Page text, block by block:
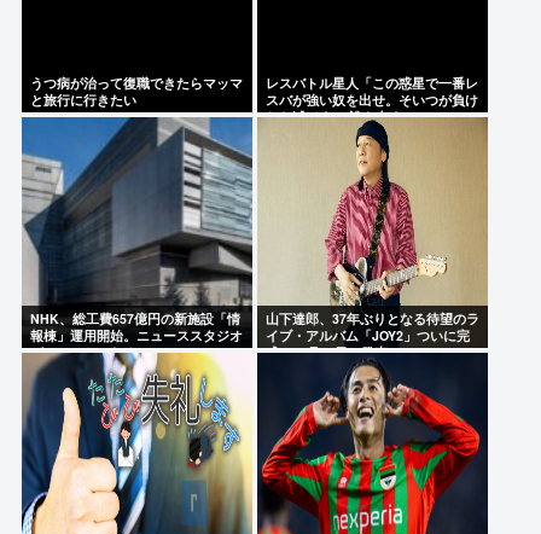
うつ病が治って復職できたらマッマ
と旅行に行きたい
レスバトル星人「この惑星で一番レ
スバが強い奴を出せ。そいつが負け
たら滅ぼす」 誰を出す？
NHK、総工費657億円の新施設「情
報棟」運用開始。ニューススタジオ
がスケスケになる
山下達郎、37年ぶりとなる待望のラ
イブ・アルバム「JOY2」ついに完
成、10月14日に発売